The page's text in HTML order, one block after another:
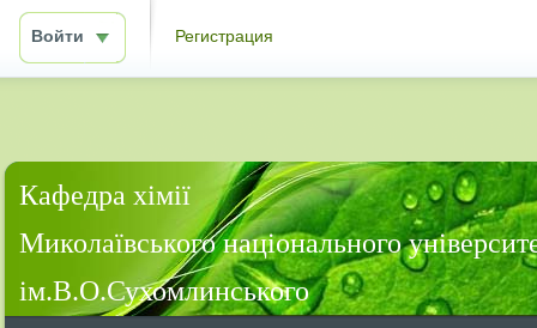
Войти Регистрация
Кафедра хімії
Миколаївського національного
ім.В.О.Сухомлинського